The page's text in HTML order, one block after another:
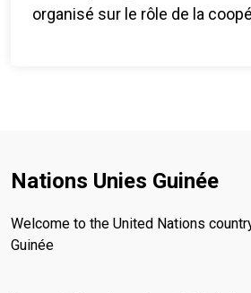
organisé sur le rôle de la
Nations Unies Guinée
Welcome to the United Nations
Guinée